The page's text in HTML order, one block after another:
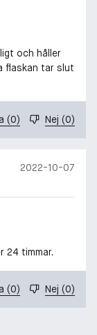
och håller
flaskan tar slut
(0) Nej (0)
2022-10-07
24 timmar.
(0) Nej (0)